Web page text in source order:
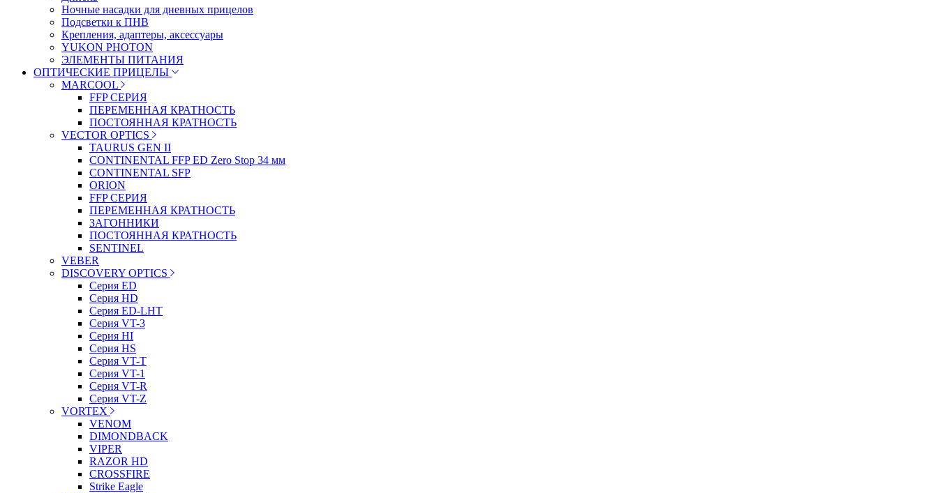
Ночные насадки для дневных прицелов
Подсветки к ПНВ
Крепления, адаптеры, аксессуары
YUKON PHOTON
ЭЛЕМЕНТЫ ПИТАНИЯ
ОПТИЧЕСКИЕ ПРИЦЕЛЫ
MARCOOL
FFP СЕРИЯ
ПЕРЕМЕННАЯ КРАТНОСТЬ
ПОСТОЯННАЯ КРАТНОСТЬ
VECTOR OPTICS
TAURUS GEN II
CONTINENTAL FFP ED Zero Stop 34 мм
CONTINENTAL SFP
ORION
FFP СЕРИЯ
ПЕРЕМЕННАЯ КРАТНОСТЬ
ЗАГОННИКИ
ПОСТОЯННАЯ КРАТНОСТЬ
SENTINEL
VEBER
DISCOVERY OPTICS
Серия ED
Серия HD
Серия ED-LHT
Серия VT-3
Серия HI
Серия HS
Серия VT-T
Серия VT-1
Серия VT-R
Серия VT-Z
VORTEX
VENOM
DIMONDBACK
VIPER
RAZOR HD
CROSSFIRE
Strike Eagle